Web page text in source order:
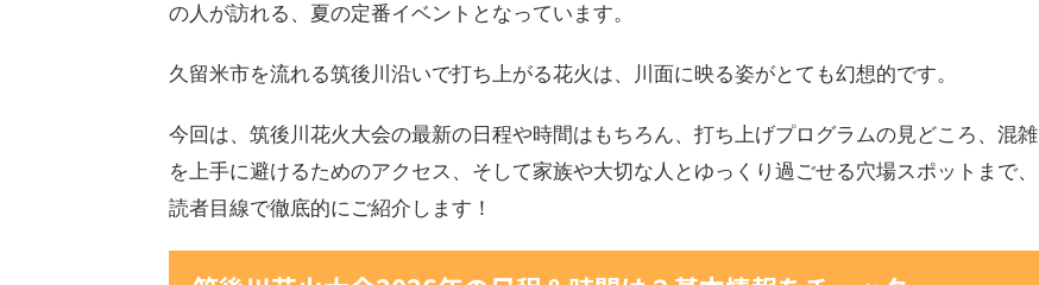
の人が訪れる、夏の定番イベントとなっています。
久留米市を流れる筑後川沿いで打ち上がる花火は、川面に映る姿がとても幻想的です。
今回は、筑後川花火大会の最新の日程や時間はもちろん、打ち上げプログラムの見どころ、混雑
を上手に避けるためのアクセス、そして家族や大切な人とゆっくり過ごせる穴場スポットまで、
読者目線で徹底的にご紹介します！